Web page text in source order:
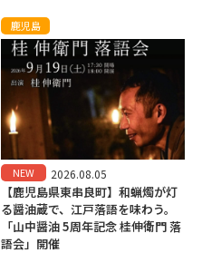
鹿児島
NEW 2026.08.05
【鹿児島県東串良町】和蝋燭が灯
る醤油蔵で、江戸落語を味わう。
「山中醤油 5周年記念 桂伸衛門 落
語会」開催